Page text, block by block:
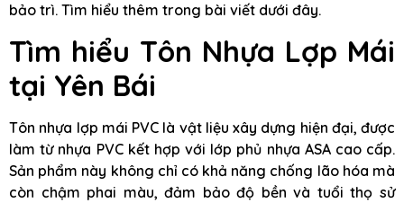
bảo trì. Tìm hiểu thêm trong bài viết dưới đây.
Tìm hiểu Tôn Nhựa Lợp Mái
tại Yên Bái
Tôn nhựa lợp mái PVC là vật liệu xây dựng hiện đại, được
làm từ nhựa PVC kết hợp với lớp phủ nhựa ASA cao cấp.
Sản phẩm này không chỉ có khả năng chống lão hóa mà
còn chậm phai màu, đảm bảo độ bền và tuổi thọ sử